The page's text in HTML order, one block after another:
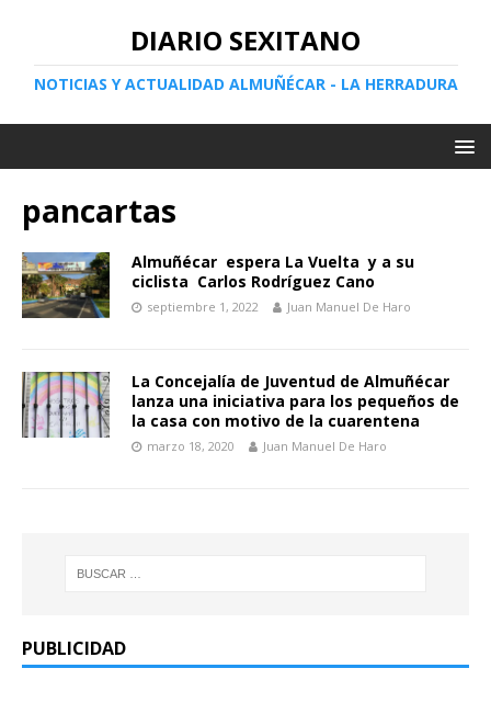
DIARIO SEXITANO
NOTICIAS Y ACTUALIDAD ALMUÑÉCAR - LA HERRADURA
pancartas
Almuñécar espera La Vuelta y a su
ciclista Carlos Rodríguez Cano
septiembre 1, 2022 Juan Manuel De Haro
La Concejalía de Juventud de Almuñécar
lanza una iniciativa para los pequeños de
la casa con motivo de la cuarentena
marzo 18, 2020 Juan Manuel De Haro
PUBLICIDAD